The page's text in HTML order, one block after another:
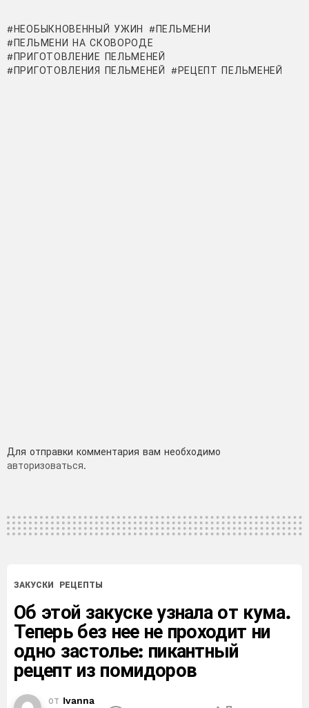
НЕОБЫКНОВЕННЫЙ УЖИН
ПЕЛЬМЕНИ
ПЕЛЬМЕНИ НА СКОВОРОДЕ
ПРИГОТОВЛЕНИЕ ПЕЛЬМЕНЕЙ
ПРИГОТОВЛЕНИЯ ПЕЛЬМЕНЕЙ
РЕЦЕПТ ПЕЛЬМЕНЕЙ
Добавить
комментарий
Для отправки комментария вам необходимо
авторизоваться.
ЗАКУСКИ РЕЦЕПТЫ
Об этой закуске узнала от кума.
Теперь без нее не проходит ни
одно застолье: пикантный
рецепт из помидоров
от Ivanna